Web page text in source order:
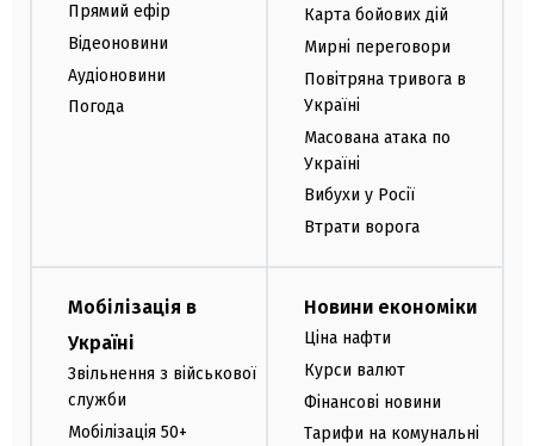
Прямий ефір
Відеоновини
Аудіоновини
Погода
Карта бойових дій
Мирні переговори
Повітряна тривога в
Україні
Масована атака по
Україні
Вибухи у Росії
Втрати ворога
Мобілізація в
Україні
Звільнення з військової
служби
Мобілізація 50+
Новини економіки
Ціна нафти
Курси валют
Фінансові новини
Тарифи на комунальні